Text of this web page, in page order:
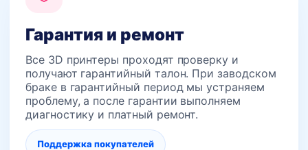
Гарантия и ремонт
Все 3D принтеры проходят проверку и
получают гарантийный талон. При заводском
браке в гарантийный период мы устраняем
проблему, а после гарантии выполняем
диагностику и платный ремонт.
Поддержка покупателей